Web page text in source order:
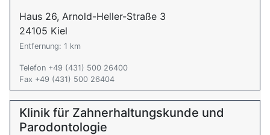
Haus 26, Arnold-Heller-Straße 3
24105 Kiel
Entfernung: 1 km
Telefon +49 (431) 500 26400
Fax +49 (431) 500 26404
Klinik für Zahnerhaltungskunde und
Parodontologie